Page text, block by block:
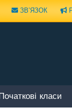
ЗВ’ЯЗОК
класи